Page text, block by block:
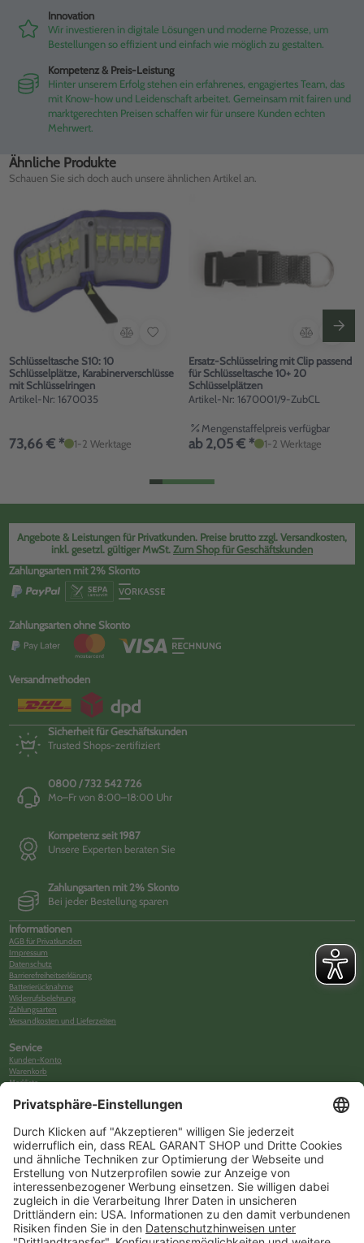
Innovation
Wir investieren in digitale Lösungen und moderne Prozesse, um
Bestellungen so effizient und einfach wie möglich zu gestalten.
Kompetenz & Preis-Leistung
Hinter unserem Erfolg stehen ein erfahrenes, engagiertes Team, das
mit Know-how und Leidenschaft arbeitet. Gemeinsam mit fairen und
marktgerechten Preisen schaffen wir für unsere Kunden echten
Mehrwert.
Ähnliche Produkte
Schauen Sie sich doch auch unsere ähnlichen Artikel an.
Schlüsseltasche S10: 10
Schlüsselplätze, Karabinerverschlüsse
mit Schlüsselringen
Artikel-Nr: 1670035
73,66 € * 1-2 Werktage
Ersatz-Schlüsselring mit Clip passend
für Schlüsseltasche 10+ 20
Schlüsselplätzen
Artikel-Nr: 1670001/9-ZubCL
Mengenstaffelpreis verfügbar
ab 2,05 € * 1-2 Werktage
Angebote & Leistungen für Privatkunden. Preise brutto zzgl. Versandkosten,
inkl. gesetzl. gültiger MwSt. Zum Shop für Geschäftskunden
Zahlungsarten mit 2% Skonto
Zahlungsarten ohne Skonto
Versandmethoden
Sicherheit für Geschäftskunden
Trusted Shops-zertifiziert
0800 / 732 542 726
Mo–Fr von 8:00–18:00 Uhr
Kompetenz seit 1987
Unsere Experten beraten Sie
Zahlungsarten mit 2% Skonto
Bei jeder Bestellung sparen
Informationen
AGB für Privatkunden
Impressum
Datenschutz
Barrierefreiheitserklärung
Batterierücknahme
Widerrufsbelehrung
Zahlungsarten
Versandkosten und Lieferzeiten
Service
Kunden-Konto
Warenkorb
Merkliste
Newsletter
FAQs
Über uns
Kategorien
Betriebsorganisation (52)
Schlüsselorganisation (140)
Reifenorganisation (35)
Werkstattorganisation (166)
Preisauszeichnung und Preisdisplays (35)
Formulare KFZ und Werkstatt (34)